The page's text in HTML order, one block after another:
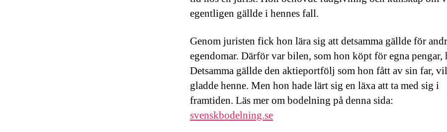
egentligen gällde i hennes fall.
Genom juristen fick hon lära sig att detsamma gällde för
egendomar. Därför var bilen, som hon köpt för egna pengar,
Detsamma gällde den aktieportfölj som hon fått av sin far,
gladde henne. Men hon hade lärt sig en läxa att ta med sig i
framtiden. Läs mer om bodelning på denna sida:
svenskbodelning.se